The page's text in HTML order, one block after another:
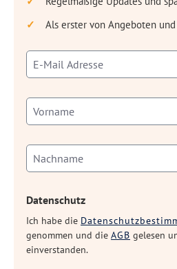
Als erster von Angeboten
Datenschutz
Ich habe die
genommen und die AGB gelesen
einverstanden.